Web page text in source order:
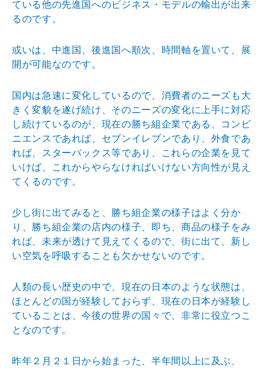
ている他の先進国へのビジネス・モデルの輸出が出来
るのです。
或いは、中進国、後進国へ順次、時間軸を置いて、展
開が可能なのです。
国内は急速に変化しているので、消費者のニーズも大
きく変貌を遂げ続け、そのニーズの変化に上手に対応
し続けているのが、現在の勝ち組企業である、コンビ
ニエンスであれば、セブンイレブンであり、外食であ
れば、スターバックス等であり、これらの企業を見て
いけば、これからやらなければいけない方向性が見え
てくるのです。
少し街に出てみると、勝ち組企業の様子はよく分か
り、勝ち組企業の店内の様子、即ち、商品の様子をみ
れば、未来が透けて見えてくるので、街に出て、新し
い空気を呼吸することも欠かせないのです。
人類の長い歴史の中で、現在の日本のような状態は、
ほとんどの国が経験しておらず、現在の日本が経験し
ていることは、今後の世界の国々で、非常に役立つこ
となのです。
昨年２月２１日から始まった、半年間以上に及ぶ、